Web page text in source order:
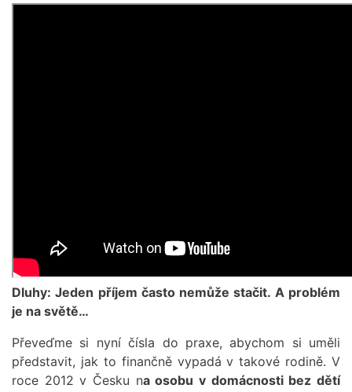
Dluhy: Jeden příjem často nemůže stačit. A problém
je na světě…
Převeďme si nyní čísla do praxe, abychom si uměli
představit, jak to finančně vypadá v takové rodině. V
roce 2012 v Česku na osobu v domácnosti bez dětí